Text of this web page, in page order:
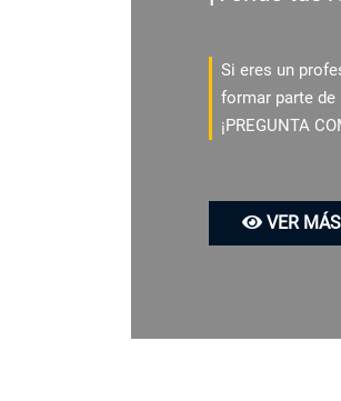
Si eres un
formar parte de
¡PREGUNTA
VER MÁS